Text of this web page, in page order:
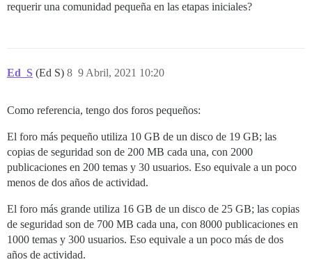
requerir una comunidad pequeña en las etapas iniciales?
Ed_S (Ed S) 9 Abril, 2021 10:20
8
Como referencia, tengo dos foros pequeños:
El foro más pequeño utiliza 10 GB de un disco de 19 GB; las
copias de seguridad son de 200 MB cada una, con 2000
publicaciones en 200 temas y 30 usuarios. Eso equivale a un poco
menos de dos años de actividad.
El foro más grande utiliza 16 GB de un disco de 25 GB; las copias
de seguridad son de 700 MB cada una, con 8000 publicaciones en
1000 temas y 300 usuarios. Eso equivale a un poco más de dos
años de actividad.